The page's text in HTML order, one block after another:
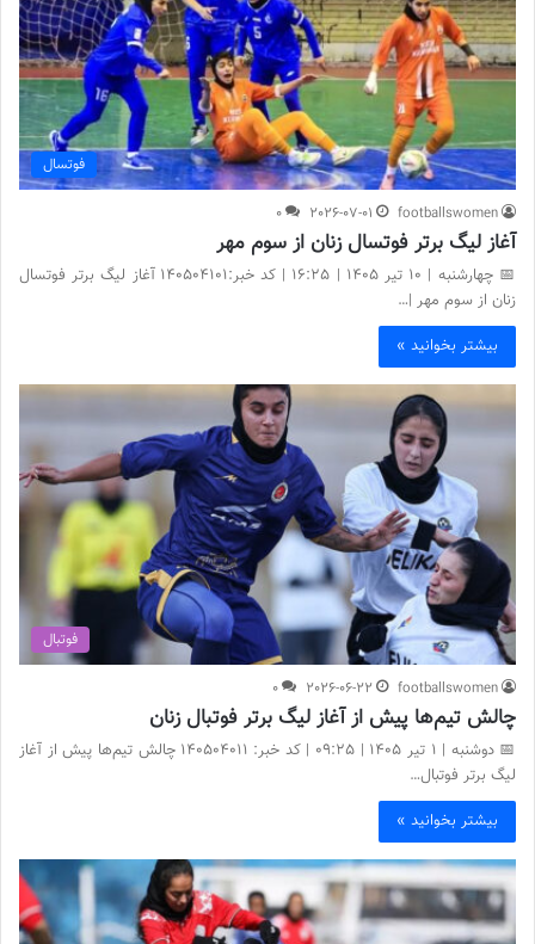
فوتسال
footballswomen
2026-07-01
0
آغاز لیگ برتر فوتسال زنان از سوم مهر
📅 چهارشنبه | 10 تیر ۱۴۰۵ | 16:25 | کد خبر:140504101 آغاز لیگ برتر فوتسال
زنان از سوم مهر |…
بیشتر بخوانید »
فوتبال
footballswomen
2026-06-22
0
چالش تیم‌ها پیش از آغاز لیگ برتر فوتبال زنان
📅 دوشنبه | 1 تیر ۱۴۰۵ | 09:25 | کد خبر: 140504011 چالش تیم‌ها پیش از آغاز
لیگ برتر فوتبال…
بیشتر بخوانید »